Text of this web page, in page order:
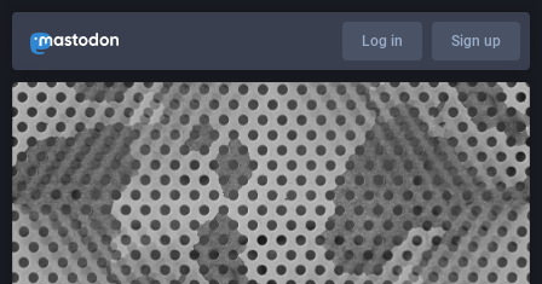
Log in Sign up